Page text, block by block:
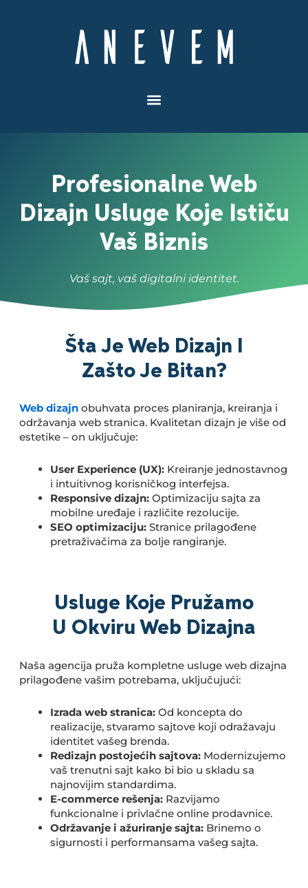
Profesionalne Web
Dizajn Usluge Koje Ističu
Vaš Biznis
Vaš sajt, vaš digitalni identitet.
Šta Je Web Dizajn I
Zašto Je Bitan?
Web dizajn obuhvata proces planiranja, kreiranja i
održavanja web stranica. Kvalitetan dizajn je više od
estetike – on uključuje:
User Experience (UX): Kreiranje jednostavnog
i intuitivnog korisničkog interfejsa.
Responsive dizajn: Optimizaciju sajta za
mobilne uređaje i različite rezolucije.
SEO optimizaciju: Stranice prilagođene
pretraživačima za bolje rangiranje.
Usluge Koje Pružamo
U Okviru Web Dizajna
Naša agencija pruža kompletne usluge web dizajna
prilagođene vašim potrebama, uključujući:
Izrada web stranica: Od koncepta do
realizacije, stvaramo sajtove koji odražavaju
identitet vašeg brenda.
Redizajn postojećih sajtova: Modernizujemo
vaš trenutni sajt kako bi bio u skladu sa
najnovijim standardima.
E-commerce rešenja: Razvijamo
funkcionalne i privlačne online prodavnice.
Održavanje i ažuriranje sajta: Brinemo o
sigurnosti i performansama vašeg sajta.